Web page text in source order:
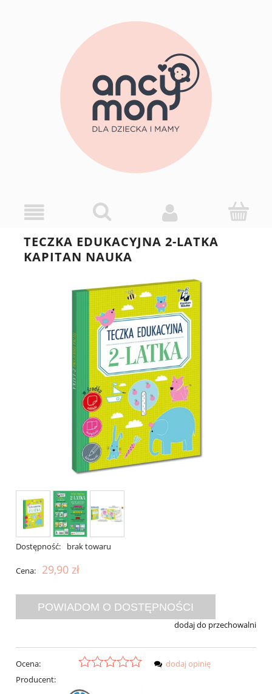
TECZKA EDUKACYJNA 2-LATKA
KAPITAN NAUKA
Dostępność: brak towaru
Cena: 29,90 zł
POWIADOM O DOSTĘPNOŚCI
dodaj do przechowalni
Ocena:
Producent:
dodaj opinię